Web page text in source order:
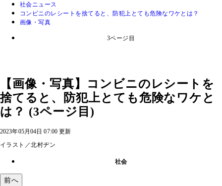
社会ニュース
コンビニのレシートを捨てると、防犯上とても危険なワケとは？
画像・写真
3ページ目
【画像・写真】コンビニのレシートを
捨てると、防犯上とても危険なワケと
は？ (3ページ目)
2023年05月04日 07:00 更新
イラスト／北村ヂン
社会
前へ